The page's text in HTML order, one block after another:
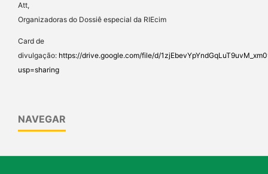
Att,
Organizadoras do Dossiê especial da RIEcim
Card de
divulgação: https://drive.google.com/file/d/
usp=sharing
NAVEGAR